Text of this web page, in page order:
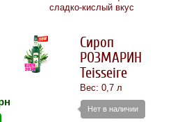
сладко-кислый вкус
Сироп
РОЗМАРИН
Teisseire
Вес: 0,7 л
Нет в наличии